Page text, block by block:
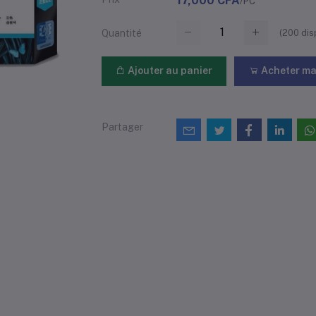
Quantité (200
Ajouter au panier Acheter
Partager